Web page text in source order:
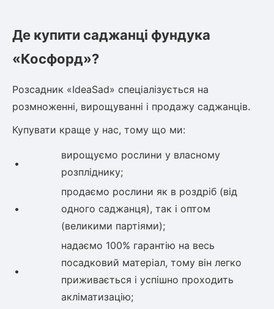
Де купити саджанці фундука
«Косфорд»?
Розсадник «IdeaSad» спеціалізується на
розмноженні, вирощуванні і продажу саджанців.
Купувати краще у нас, тому що ми:
•
вирощуємо рослини у власному
розпліднику;
•
продаємо рослини як в роздріб (від
одного саджанця), так і оптом
(великими партіями);
•
надаємо 100% гарантію на весь
посадковий матеріал, тому він легко
приживається і успішно проходить
акліматизацію;